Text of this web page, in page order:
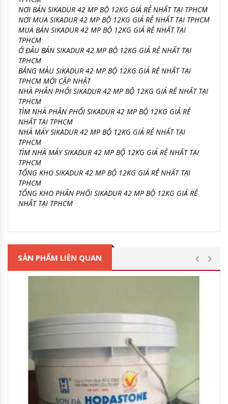
NƠI BÁN SIKADUR 42 MP BỘ 12KG GIÁ RẺ NHẤT TẠI TPHCM
NƠI MUA SIKADUR 42 MP BỘ 12KG GIÁ RẺ NHẤT TẠI TPHCM
MUA BÁN SIKADUR 42 MP BỘ 12KG GIÁ RẺ NHẤT TẠI
TPHCM
Ở ĐÂU BÁN SIKADUR 42 MP BỘ 12KG GIÁ RẺ NHẤT TẠI
TPHCM
BẢNG MÀU SIKADUR 42 MP BỘ 12KG GIÁ RẺ NHẤT TẠI
TPHCM MỚI CẬP NHẬT
NHÀ PHÂN PHỐI SIKADUR 42 MP BỘ 12KG GIÁ RẺ NHẤT TẠI
TPHCM
TÌM NHÀ PHÂN PHỐI SIKADUR 42 MP BỘ 12KG GIÁ RẺ
NHẤT TẠI TPHCM
NHÀ MÁY SIKADUR 42 MP BỘ 12KG GIÁ RẺ NHẤT TẠI
TPHCM
TÌM NHÀ MÁY SIKADUR 42 MP BỘ 12KG GIÁ RẺ NHẤT TẠI
TPHCM
TỔNG KHO SIKADUR 42 MP BỘ 12KG GIÁ RẺ NHẤT TẠI
TPHCM
TỔNG KHO PHÂN PHỐI SIKADUR 42 MP BỘ 12KG GIÁ RẺ
NHẤT TẠI TPHCM
SẢN PHẨM LIÊN QUAN